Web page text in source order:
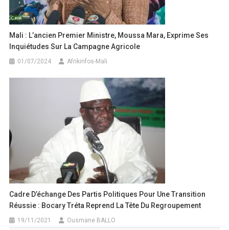
Mali : L’ancien Premier Ministre, Moussa Mara, Exprime Ses
Inquiétudes Sur La Campagne Agricole
01/07/2024 Afrikinfos-Mali
Cadre D’échange Des Partis Politiques Pour Une Transition
Réussie : Bocary Tréta Reprend La Tête Du Regroupement
19/11/2021 Ousmane BALLO